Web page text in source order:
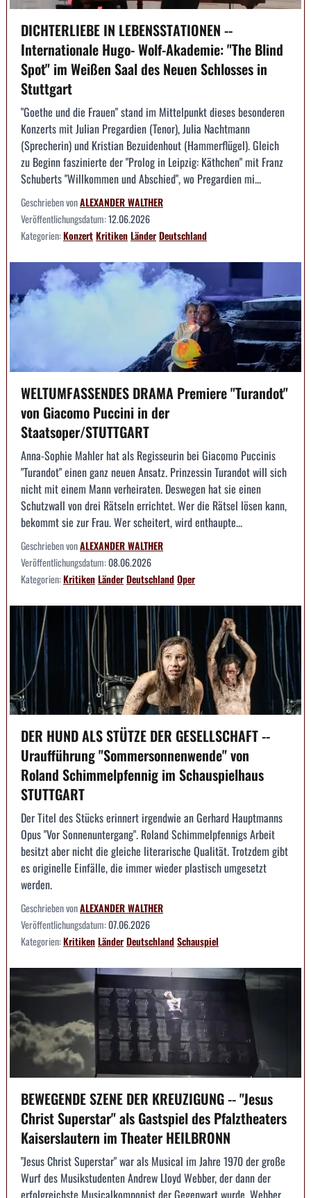
DICHTERLIEBE IN LEBENSSTATIONEN --
Internationale Hugo- Wolf-Akademie: "The Blind
Spot" im Weißen Saal des Neuen Schlosses in
Stuttgart
"Goethe und die Frauen" stand im Mittelpunkt dieses besonderen
Konzerts mit Julian Pregardien (Tenor), Julia Nachtmann
(Sprecherin) und Kristian Bezuidenhout (Hammerflügel). Gleich
zu Beginn faszinierte der "Prolog in Leipzig: Käthchen" mit Franz
Schuberts "Willkommen und Abschied", wo Pregardien mi...
Geschrieben vonALEXANDER WALTHER
Veröffentlichungsdatum:12.06.2026
Kategorien:KonzertKritikenLänderDeutschland
WELTUMFASSENDES DRAMA Premiere "Turandot"
von Giacomo Puccini in der
Staatsoper/STUTTGART
Anna-Sophie Mahler hat als Regisseurin bei Giacomo Puccinis
"Turandot" einen ganz neuen Ansatz. Prinzessin Turandot will sich
nicht mit einem Mann verheiraten. Deswegen hat sie einen
Schutzwall von drei Rätseln errichtet. Wer die Rätsel lösen kann,
bekommt sie zur Frau. Wer scheitert, wird enthaupte...
Geschrieben vonALEXANDER WALTHER
Veröffentlichungsdatum:08.06.2026
Kategorien:KritikenLänderDeutschlandOper
DER HUND ALS STÜTZE DER GESELLSCHAFT --
Uraufführung "Sommersonnenwende" von
Roland Schimmelpfennig im Schauspielhaus
STUTTGART
Der Titel des Stücks erinnert irgendwie an Gerhard Hauptmanns
Opus "Vor Sonnenuntergang". Roland Schimmelpfennigs Arbeit
besitzt aber nicht die gleiche literarische Qualität. Trotzdem gibt
es originelle Einfälle, die immer wieder plastisch umgesetzt
werden.
Geschrieben vonALEXANDER WALTHER
Veröffentlichungsdatum:07.06.2026
Kategorien:KritikenLänderDeutschlandSchauspiel
BEWEGENDE SZENE DER KREUZIGUNG -- "Jesus
Christ Superstar" als Gastspiel des Pfalztheaters
Kaiserslautern im Theater HEILBRONN
"Jesus Christ Superstar" war als Musical im Jahre 1970 der große
Wurf des Musikstudenten Andrew Lloyd Webber, der dann der
erfolgreichste Musicalkomponist der Gegenwart wurde. Webber